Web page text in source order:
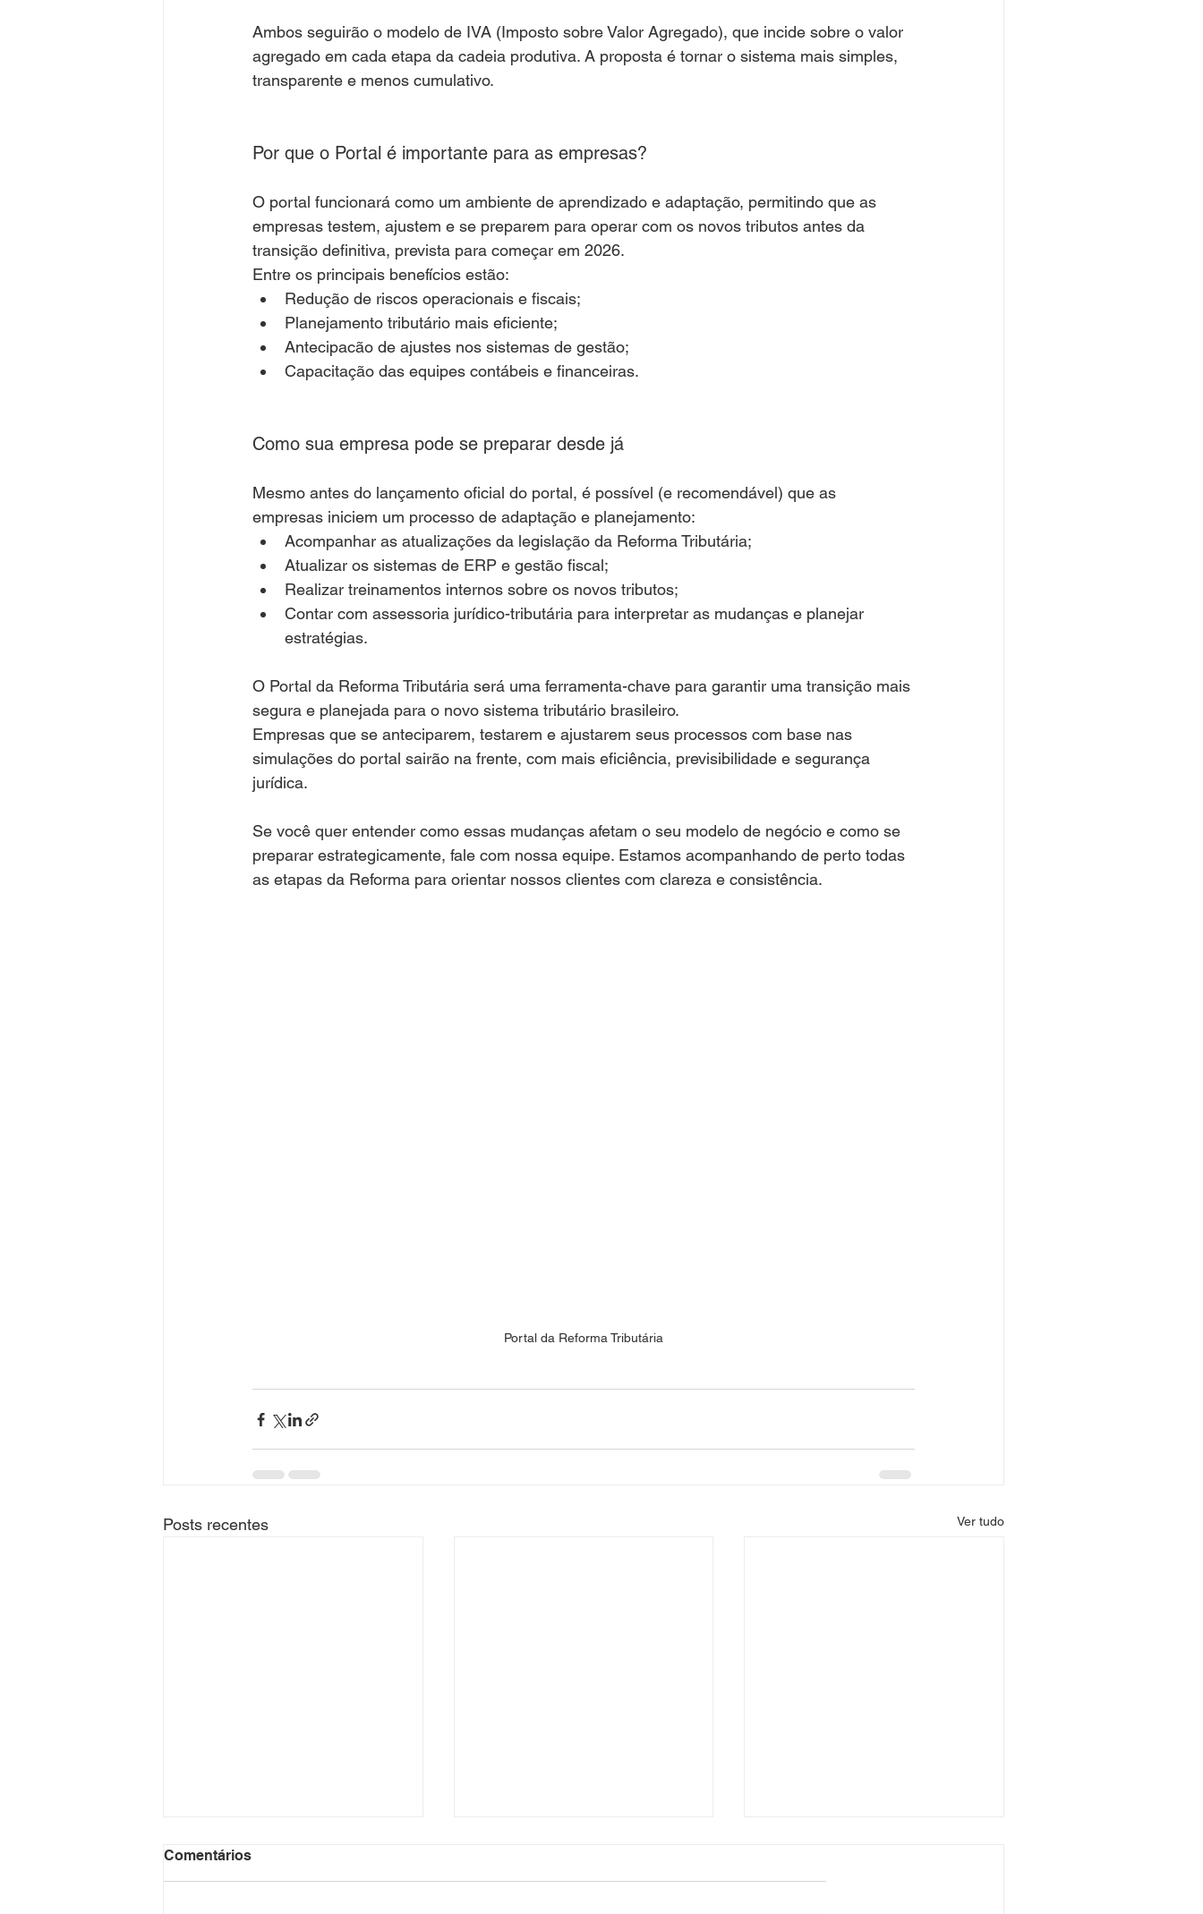
Ambos seguirão o modelo de IVA (Imposto sobre Valor Agregado), que incide sobre o valor
agregado em cada etapa da cadeia produtiva. A proposta é tornar o sistema mais simples,
transparente e menos cumulativo.
Por que o Portal é importante para as empresas?
O portal funcionará como um ambiente de aprendizado e adaptação, permitindo que as
empresas testem, ajustem e se preparem para operar com os novos tributos antes da
transição definitiva, prevista para começar em 2026.
Entre os principais benefícios estão:
Redução de riscos operacionais e fiscais;
Planejamento tributário mais eficiente;
Antecipacão de ajustes nos sistemas de gestão;
Capacitação das equipes contábeis e financeiras.
Como sua empresa pode se preparar desde já
Mesmo antes do lançamento oficial do portal, é possível (e recomendável) que as
empresas iniciem um processo de adaptação e planejamento:
Acompanhar as atualizações da legislação da Reforma Tributária;
Atualizar os sistemas de ERP e gestão fiscal;
Realizar treinamentos internos sobre os novos tributos;
Contar com assessoria jurídico-tributária para interpretar as mudanças e planejar
estratégias.
O Portal da Reforma Tributária será uma ferramenta-chave para garantir uma transição mais
segura e planejada para o novo sistema tributário brasileiro.
Empresas que se anteciparem, testarem e ajustarem seus processos com base nas
simulações do portal sairão na frente, com mais eficiência, previsibilidade e segurança
jurídica.
Se você quer entender como essas mudanças afetam o seu modelo de negócio e como se
preparar estrategicamente, fale com nossa equipe. Estamos acompanhando de perto todas
as etapas da Reforma para orientar nossos clientes com clareza e consistência.
Portal da Reforma Tributária
Posts recentes Ver tudo
Comentários